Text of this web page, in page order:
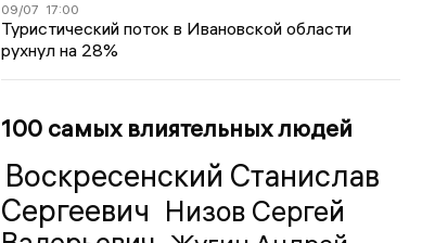
09/07 17:00
Туристический поток в Ивановской области
рухнул на 28%
100 самых влиятельных людей
Воскресенский Станислав
Сергеевич Низов Сергей